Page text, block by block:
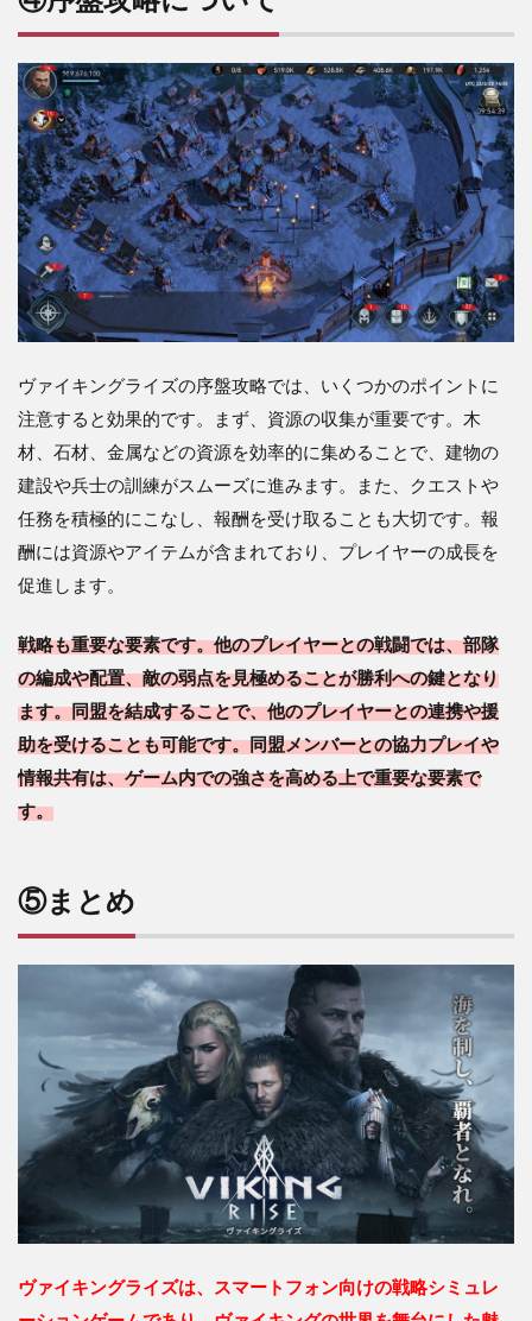
ヴァイキングライズの序盤攻略では、いくつかのポイントに
注意すると効果的です。まず、資源の収集が重要です。木
材、石材、金属などの資源を効率的に集めることで、建物の
建設や兵士の訓練がスムーズに進みます。また、クエストや
任務を積極的にこなし、報酬を受け取ることも大切です。報
酬には資源やアイテムが含まれており、プレイヤーの成長を
促進します。
戦略も重要な要素です。他のプレイヤーとの戦闘では、部隊
の編成や配置、敵の弱点を見極めることが勝利への鍵となり
ます。同盟を結成することで、他のプレイヤーとの連携や援
助を受けることも可能です。同盟メンバーとの協力プレイや
情報共有は、ゲーム内での強さを高める上で重要な要素で
す。
⑤まとめ
ヴァイキングライズは、スマートフォン向けの戦略シミュレ